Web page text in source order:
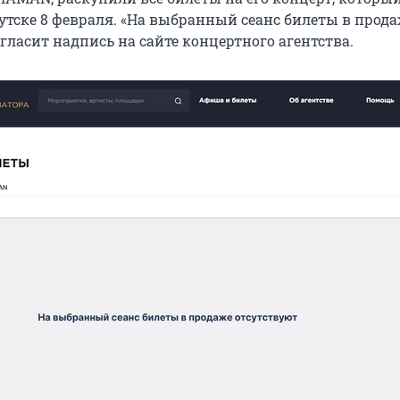
8 февраля. «На выбранный сеанс билеты в
надпись на сайте концертного агентства.